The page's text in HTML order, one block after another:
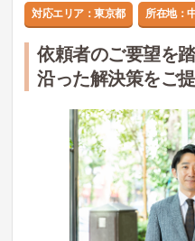
対応エリア：東京都 所在地：
依頼者のご要望を
沿った解決策をご